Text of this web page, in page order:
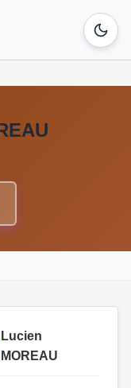
Lucien
MOREAU